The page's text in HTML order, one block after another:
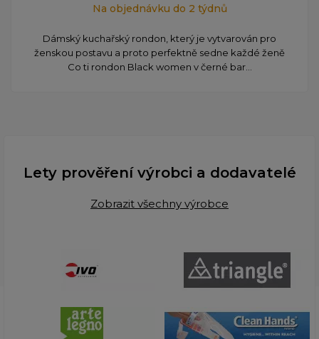
Na objednávku do 2 týdnů
Dámský kuchařský rondon, který je vytvarován pro
ženskou postavu a proto perfektně sedne každé ženě
Co ti rondon Black women v černé bar...
Lety prověření výrobci a dodavatelé
Zobrazit všechny výrobce